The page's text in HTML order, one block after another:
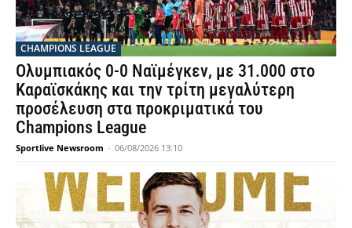
CHAMPIONS LEAGUE
Ολυμπιακός 0-0 Ναϊμέγκεν, με 31.000 στο
Καραϊσκάκης και την τρίτη μεγαλύτερη
προσέλευση στα προκριματικά του
Champions League
Sportlive Newsroom - 06/08/2026 13:10